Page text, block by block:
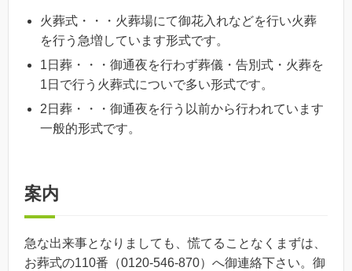
火葬式・・・火葬場にて御花入れなどを行い火葬
を行う急増しています形式です。
1日葬・・・御通夜を行わず葬儀・告別式・火葬を
1日で行う火葬式についで多い形式です。
2日葬・・・御通夜を行う以前から行われています
一般的形式です。
案内
急な出来事となりましても、慌てることなくまずは、
お葬式の110番（0120-546-870）へ御連絡下さい。御